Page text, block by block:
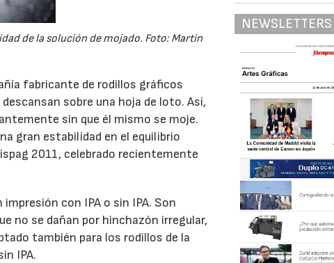
de la solución de mojado. Foto: Martin
fabricante de rodillos gráficos
sobre una hoja de loto. Así,
sin que él mismo se moje.
gran estabilidad en el equilibrio
2011, celebrado recientemente
con IPA o sin IPA. Son
no se dañan por hinchazón irregular,
también para los rodillos de la
IPA.
NEWSLETTERS